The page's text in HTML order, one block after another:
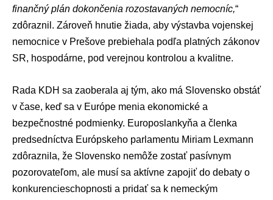
finančný plán dokončenia rozostavaných nemocníc,“
zdôraznil. Zároveň hnutie žiada, aby výstavba vojenskej
nemocnice v Prešove prebiehala podľa platných zákonov
SR, hospodárne, pod verejnou kontrolou a kvalitne.
Rada KDH sa zaoberala aj tým, ako má Slovensko obstáť
v čase, keď sa v Európe menia ekonomické a
bezpečnostné podmienky. Europoslankyňa a členka
predsedníctva Európskeho parlamentu Miriam Lexmann
zdôraznila, že Slovensko nemôže zostať pasívnym
pozorovateľom, ale musí sa aktívne zapojiť do debaty o
konkurencieschopnosti a pridať sa k nemeckým